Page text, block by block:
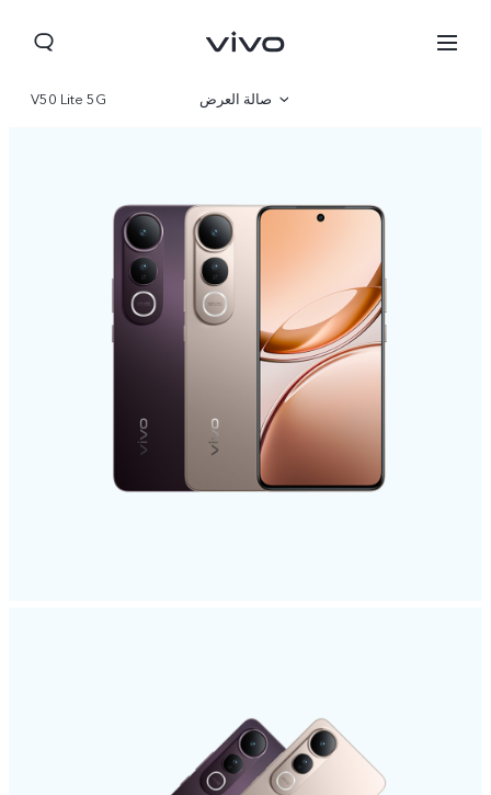
Oman(ar) | حدد البلد/المنطقة
V50 Lite 5G صالة العرض
مواصفات المنتج